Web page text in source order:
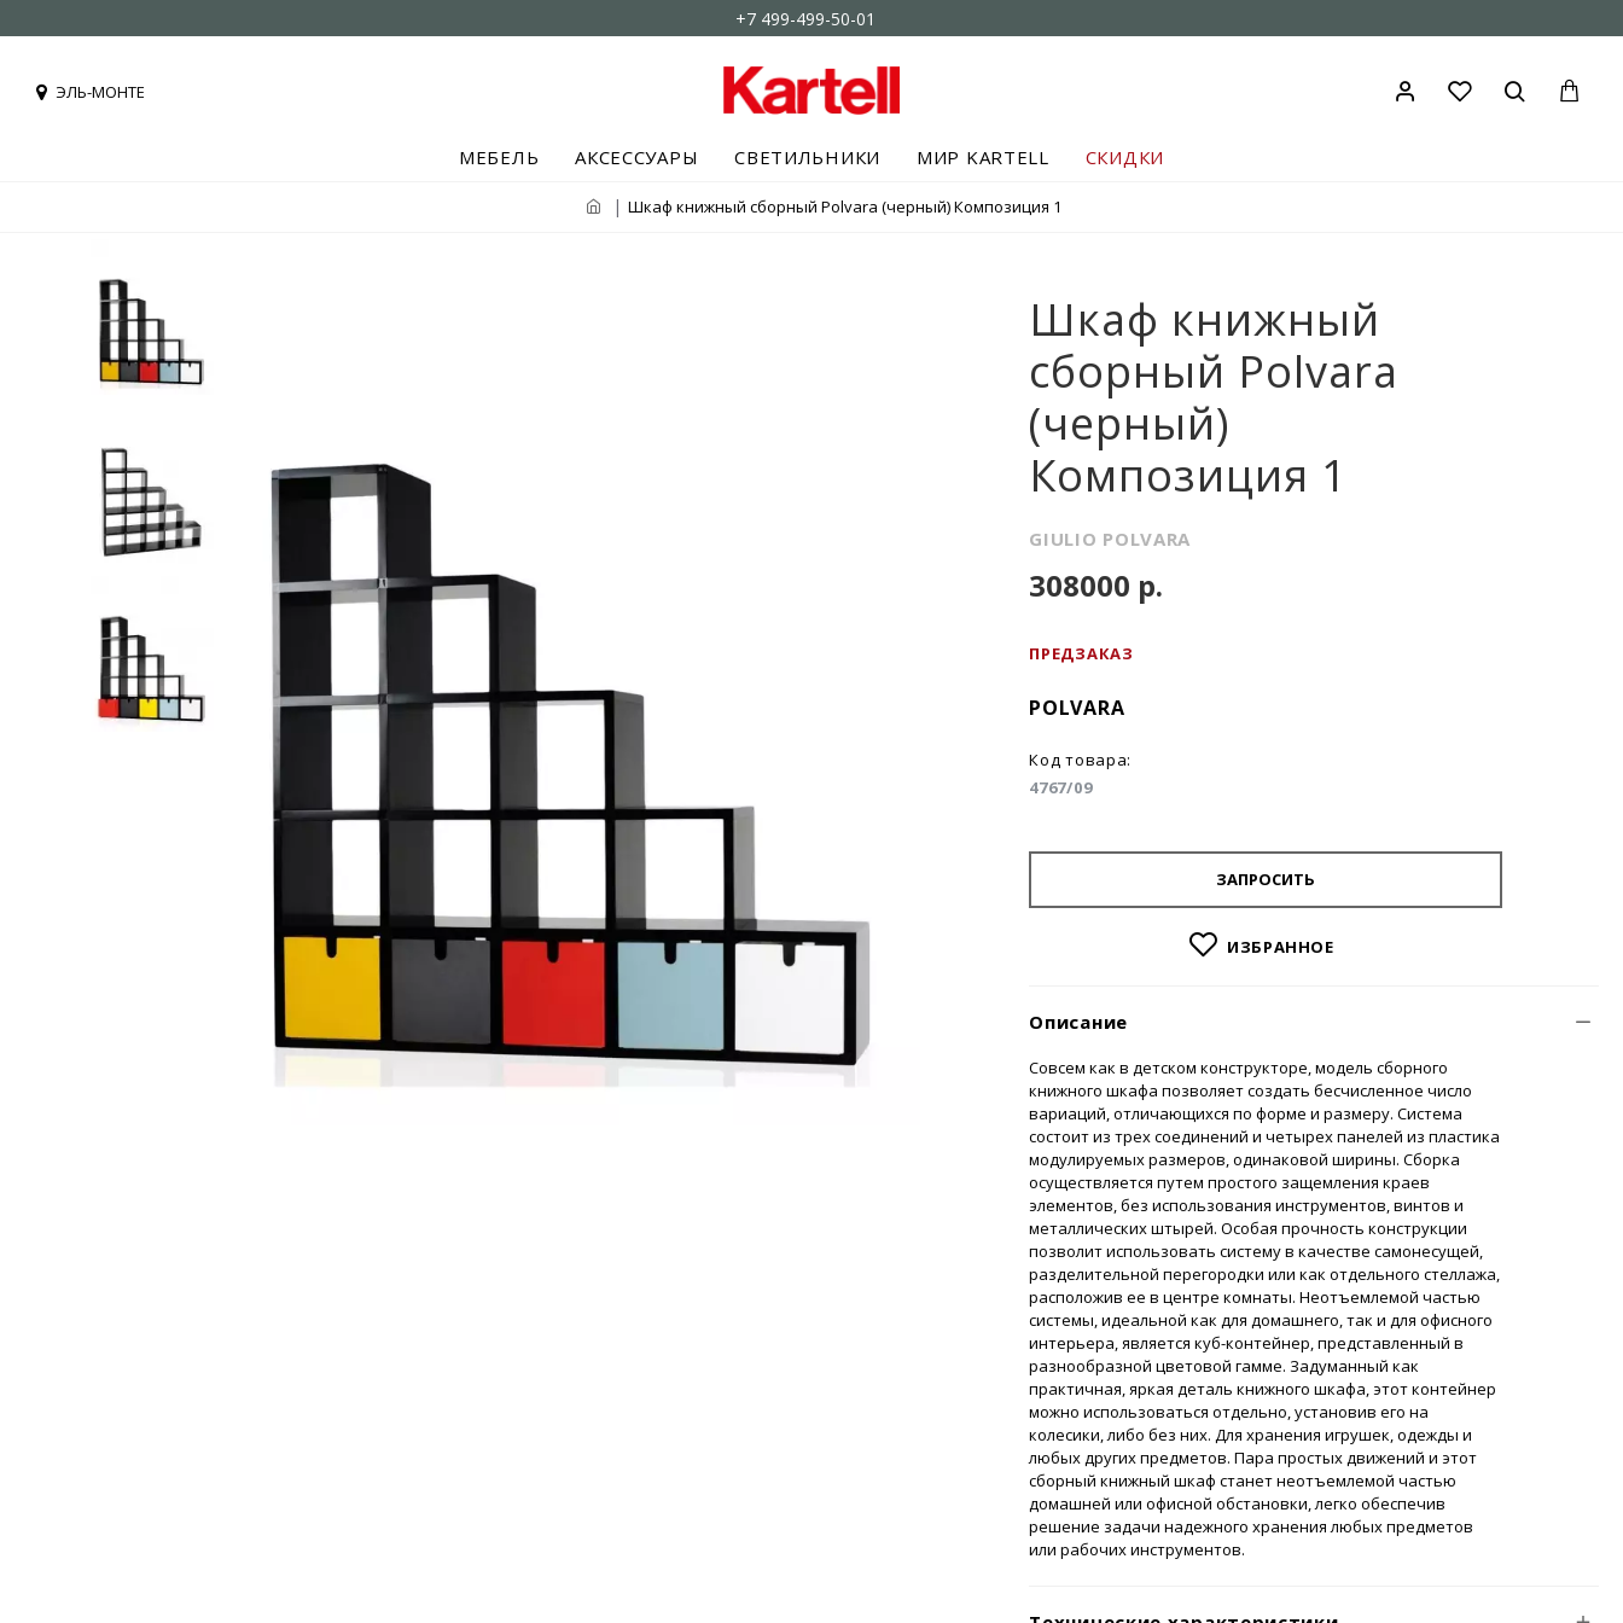
+7 499-499-50-01
ЭЛЬ-МОНТЕ
МЕБЕЛЬ АКСЕССУАРЫ СВЕТИЛЬНИКИ МИР KARTELL СКИДКИ
Шкаф книжный сборный Polvara (черный) Композиция 1
Шкаф книжный
сборный Polvara
(черный)
Композиция 1
GIULIO POLVARA
ПРЕДЗАКАЗ
POLVARA
Код товара:
4767/09
308000 р.
ЗАПРОСИТЬ
ИЗБРАННОЕ
Описание
Совсем как в детском конструкторе, модель сборного
книжного шкафа позволяет создать бесчисленное число
вариаций, отличающихся по форме и размеру. Система
состоит из трех соединений и четырех панелей из пластика
модулируемых размеров, одинаковой ширины. Сборка
осуществляется путем простого защемления краев
элементов, без использования инструментов, винтов и
металлических штырей. Особая прочность конструкции
позволит использовать систему в качестве самонесущей,
разделительной перегородки или как отдельного стеллажа,
расположив ее в центре комнаты. Неотъемлемой частью
системы, идеальной как для домашнего, так и для офисного
интерьера, является куб-контейнер, представленный в
разнообразной цветовой гамме. Задуманный как
практичная, яркая деталь книжного шкафа, этот контейнер
можно использоваться отдельно, установив его на
колесики, либо без них. Для хранения игрушек, одежды и
любых других предметов. Пара простых движений и этот
сборный книжный шкаф станет неотъемлемой частью
домашней или офисной обстановки, легко обеспечив
решение задачи надежного хранения любых предметов
или рабочих инструментов.